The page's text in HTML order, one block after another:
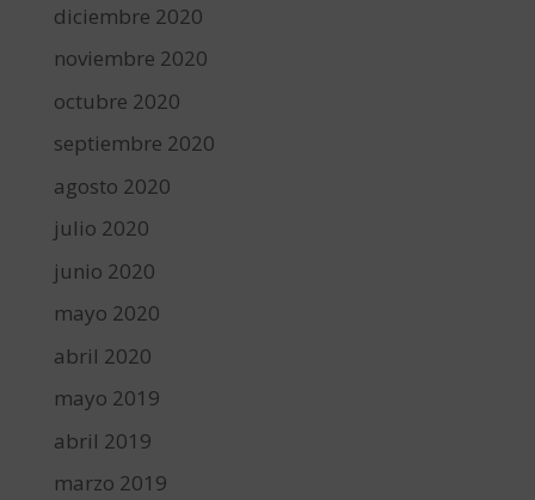
diciembre 2020
noviembre 2020
octubre 2020
septiembre 2020
agosto 2020
julio 2020
junio 2020
mayo 2020
abril 2020
mayo 2019
abril 2019
marzo 2019